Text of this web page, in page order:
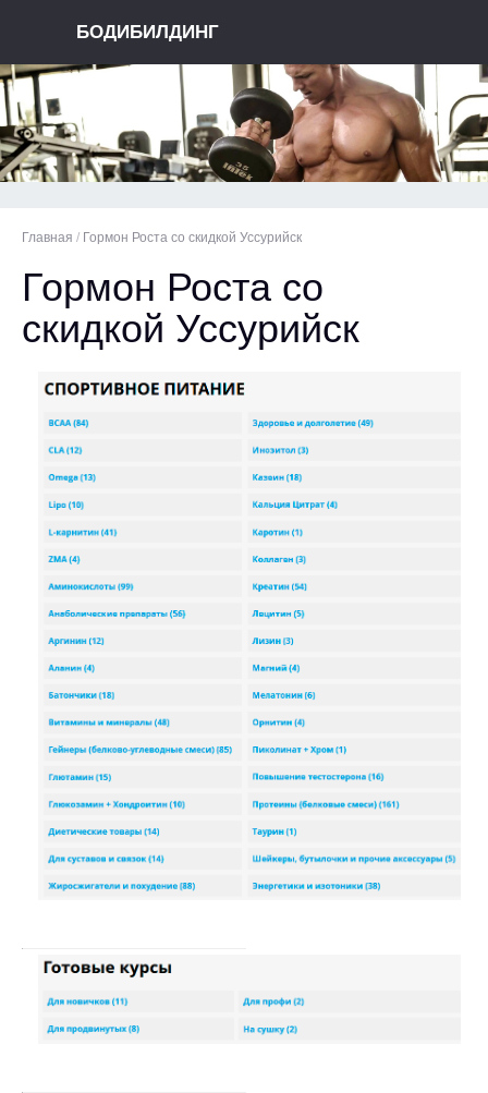
БОДИБИЛДИНГ
Главная / Гормон Роста со скидкой Уссурийск
Гормон Роста со
скидкой Уссурийск